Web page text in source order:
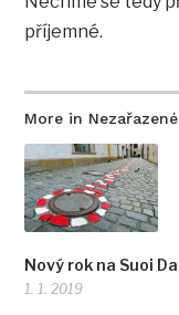
More in
Nový rok na Suoi
1. 1. 2019
příjemné.